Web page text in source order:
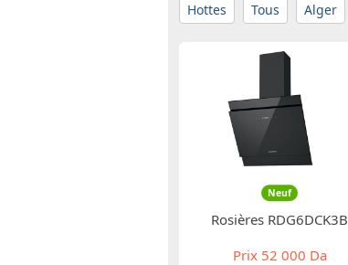
Hottes Tous Alger
Neuf
Rosières RDG6DCK3B
Prix52 000 Da